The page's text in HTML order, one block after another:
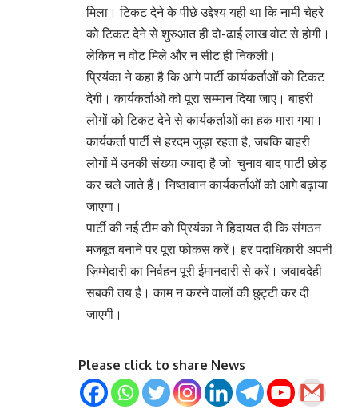
मिला। टिकट देने के पीछे उद्देश्य यही था कि नामी चेहरे
को टिकट देने से शुरुआत ही दो-ढाई लाख वोट से होगी।
लेकिन न वोट मिले और न सीट ही निकली।
प्रियंका ने कहा है कि आगे पार्टी कार्यकर्ताओं को टिकट
देगी। कार्यकर्ताओं को पूरा सम्मान दिया जाए। बाहरी
लोगों को टिकट देने से कार्यकर्ताओं का हक मारा गया।
कार्यकर्ता पार्टी से हरदम जुड़ा रहता है, जबकि बाहरी
लोगों में उनकी संख्या ज्यादा है जो चुनाव बाद पार्टी छोड़
कर चले जाते हैं। निष्ठावान कार्यकर्ताओं को आगे बढ़ाया
जाएगा।
पार्टी की नई टीम को प्रियंका ने हिदायत दी कि संगठन
मजबूत बनाने पर पूरा फोकस करें। हर पदाधिकारी अपनी
ज़िम्मेदारी का निर्वहन पूरी ईमानदारी से करें। जवाबदेही
सबकी तय है। काम न करने वालों की छुट्टी कर दी
जाएगी।
Please click to share News